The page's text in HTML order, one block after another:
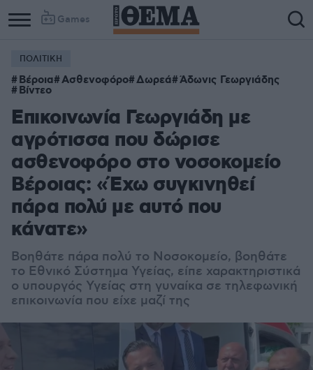
Games
ΠΟΛΙΤΙΚΗ
Βέροια Ασθενοφόρο Δωρεά Άδωνις Γεωργιάδης
Βίντεο
Επικοινωνία Γεωργιάδη με
αγρότισσα που δώρισε
ασθενοφόρο στο νοσοκομείο
Βέροιας: «Έχω συγκινηθεί
πάρα πολύ με αυτό που
κάνατε»
Βοηθάτε πάρα πολύ το Νοσοκομείο, βοηθάτε
το Εθνικό Σύστημα Υγείας, είπε χαρακτηριστικά
ο υπουργός Υγείας στη γυναίκα σε τηλεφωνική
επικοινωνία που είχε μαζί της